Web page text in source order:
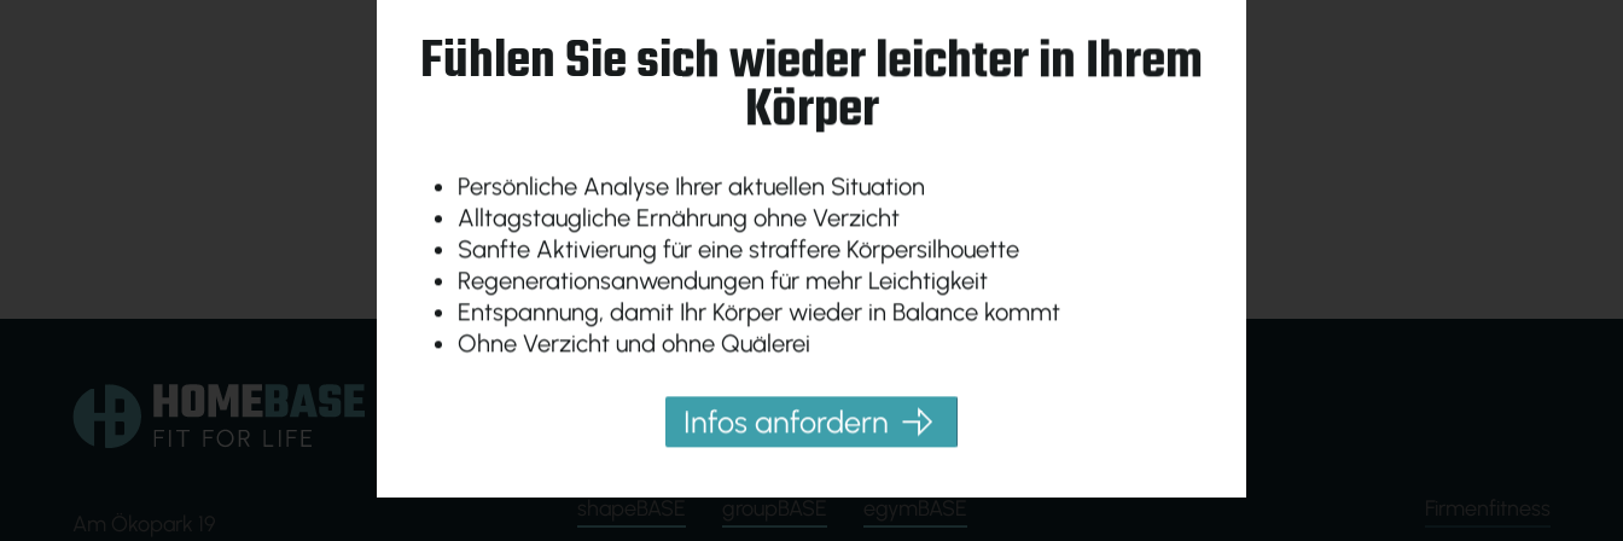
Am Ökopark 19
shapeBASE groupBASE
egymBASE
Firmenfitness
Fühlen Sie sich wieder leichter in Ihrem
Körper
Persönliche Analyse Ihrer aktuellen Situation
Alltagstaugliche Ernährung ohne Verzicht
Sanfte Aktivierung für eine straffere Körpersilhouette
Regenerationsanwendungen für mehr Leichtigkeit
Entspannung, damit Ihr Körper wieder in Balance kommt
Ohne Verzicht und ohne Quälerei
Infos anfordern